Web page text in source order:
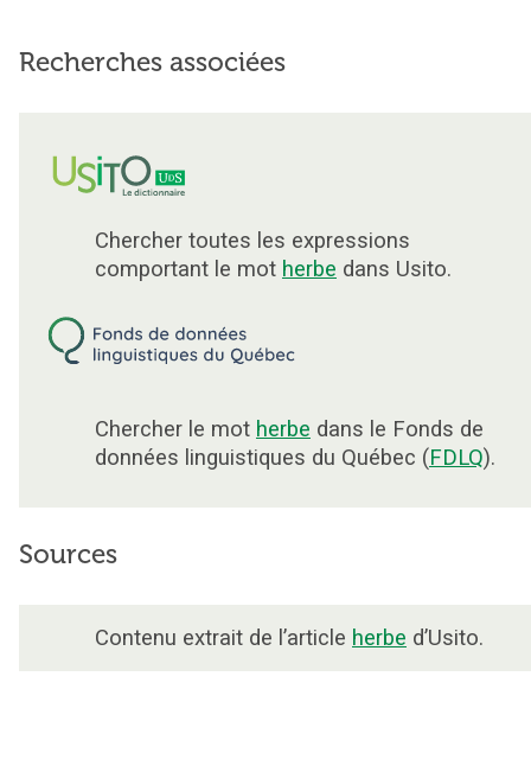
Recherches associées
Chercher toutes les expressions
comportant le mot herbe dans Usito.
Chercher le mot herbe dans le Fonds de
données linguistiques du Québec (FDLQ).
Sources
Contenu extrait de l’article herbe d’Usito.